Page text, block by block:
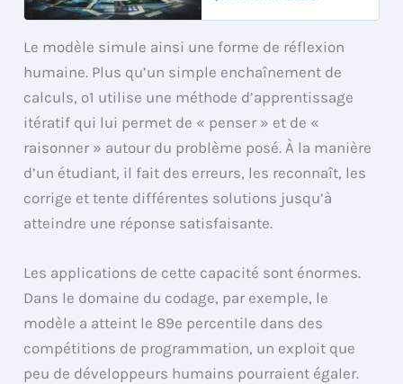
Le modèle simule ainsi une forme de réflexion
humaine. Plus qu’un simple enchaînement de
calculs, o1 utilise une méthode d’apprentissage
itératif qui lui permet de « penser » et de «
raisonner » autour du problème posé. À la manière
d’un étudiant, il fait des erreurs, les reconnaît, les
corrige et tente différentes solutions jusqu’à
atteindre une réponse satisfaisante.
Les applications de cette capacité sont énormes.
Dans le domaine du codage, par exemple, le
modèle a atteint le 89e percentile dans des
compétitions de programmation, un exploit que
peu de développeurs humains pourraient égaler.